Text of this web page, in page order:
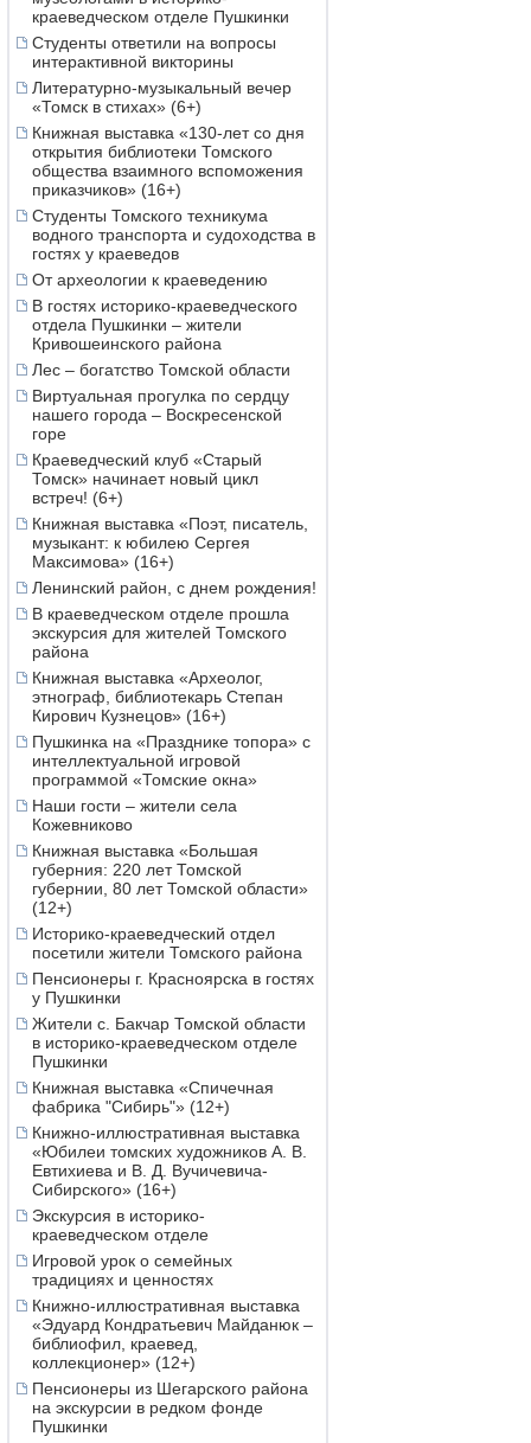
краеведческом отделе Пушкинки
Студенты ответили на вопросы
интерактивной викторины
Литературно-музыкальный вечер
«Томск в стихах» (6+)
Книжная выставка «130-лет со дня
открытия библиотеки Томского
общества взаимного вспоможения
приказчиков» (16+)
Студенты Томского техникума
водного транспорта и судоходства в
гостях у краеведов
От археологии к краеведению
В гостях историко-краеведческого
отдела Пушкинки – жители
Кривошеинского района
Лес – богатство Томской области
Виртуальная прогулка по сердцу
нашего города – Воскресенской
горе
Краеведческий клуб «Старый
Томск» начинает новый цикл
встреч! (6+)
Книжная выставка «Поэт, писатель,
музыкант: к юбилею Сергея
Максимова» (16+)
Ленинский район, с днем рождения!
В краеведческом отделе прошла
экскурсия для жителей Томского
района
Книжная выставка «Археолог,
этнограф, библиотекарь Степан
Кирович Кузнецов» (16+)
Пушкинка на «Празднике топора» с
интеллектуальной игровой
программой «Томские окна»
Наши гости – жители села
Кожевниково
Книжная выставка «Большая
губерния: 220 лет Томской
губернии, 80 лет Томской области»
(12+)
Историко-краеведческий отдел
посетили жители Томского района
Пенсионеры г. Красноярска в гостях
у Пушкинки
Жители с. Бакчар Томской области
в историко-краеведческом отделе
Пушкинки
Книжная выставка «Спичечная
фабрика "Сибирь"» (12+)
Книжно-иллюстративная выставка
«Юбилеи томских художников А. В.
Евтихиева и В. Д. Вучичевича-
Сибирского» (16+)
Экскурсия в историко-
краеведческом отделе
Игровой урок о семейных
традициях и ценностях
Книжно-иллюстративная выставка
«Эдуард Кондратьевич Майданюк –
библиофил, краевед,
коллекционер» (12+)
Пенсионеры из Шегарского района
на экскурсии в редком фонде
Пушкинки